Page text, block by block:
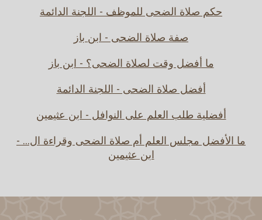
حكم صلاة الضحى للموظف - اللجنة الدائمة
صفة صلاة الضحى - ابن باز
ما أفضل وقت لصلاة الضحى؟ - ابن باز
أفضل صلاة الضحى - اللجنة الدائمة
أفضلية طلب العلم على النوافل - ابن عثيمين
ما الأفضل مجلس العلم أم صلاة الضحى وقراءة ال... -
ابن عثيمين